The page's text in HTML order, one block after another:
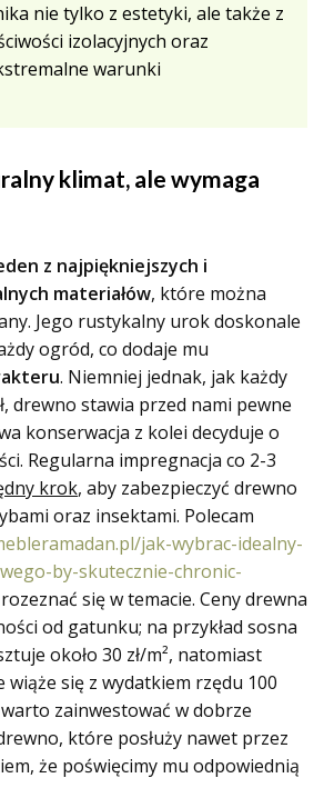
nie tylko z estetyki, ale także z
izolacyjnych oraz
warunki
klimat, ale wymaga
z najpiękniejszych i
materiałów, które można
Jego rustykalny urok doskonale
ogród, co dodaje mu
. Niemniej jednak, jak każdy
drewno stawia przed nami pewne
konserwacja z kolei decyduje o
Regularna impregnacja co 2-3
krok, aby zabezpieczyć drewno
oraz insektami. Polecam
jak-wybrac-idealny-
by-skutecznie-chronic-
się w temacie. Ceny drewna
od gatunku; na przykład sosna
około 30 zł/m², natomiast
się z wydatkiem rzędu 100
warto zainwestować w dobrze
które posłuży nawet przez
że poświęcimy mu odpowiednią